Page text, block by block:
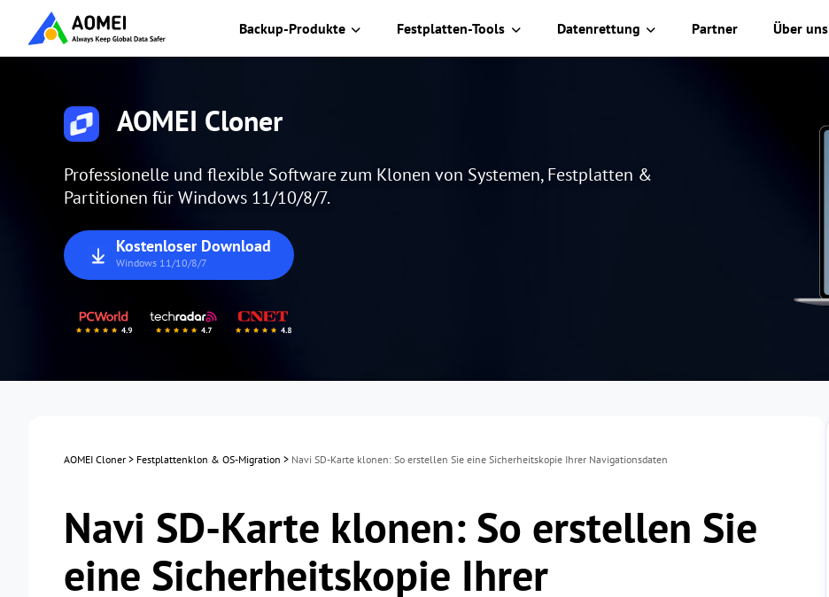
Backup-Produkte Festplatten-Tools Datenrettung Partner Über uns
AOMEI Cloner
Professionelle und flexible Software zum Klonen von Systemen, Festplatten &
Partitionen für Windows 11/10/8/7.
Kostenloser Download
Windows 11/10/8/7
AOMEI Cloner > Festplattenklon & OS-Migration > Navi SD-Karte klonen: So erstellen Sie eine Sicherheitskopie Ihrer Navigationsdaten
Navi SD-Karte klonen: So erstellen Sie
eine Sicherheitskopie Ihrer